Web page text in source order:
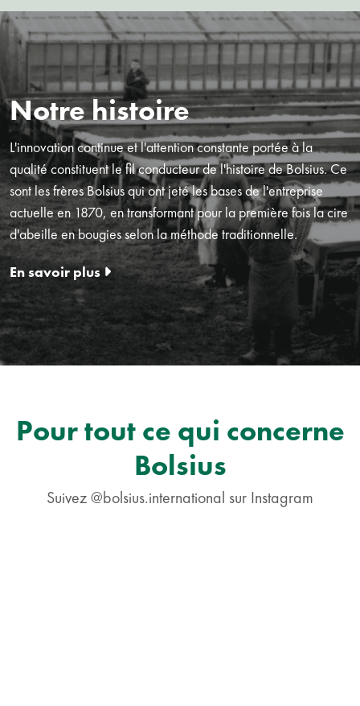
Notre histoire
L'innovation continue et l'attention constante portée à la
qualité constituent le fil conducteur de l'histoire de Bolsius. Ce
sont les frères Bolsius qui ont jeté les bases de l'entreprise
actuelle en 1870, en transformant pour la première fois la cire
d'abeille en bougies selon la méthode traditionnelle.
En savoir plus
Pour tout ce qui concerne
Bolsius
Suivez @bolsius.international sur Instagram